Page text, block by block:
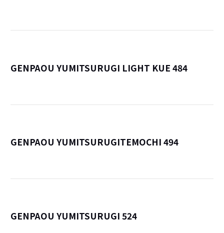
GENPAOU YUMITSURUGI LIGHT KUE 484
GENPAOU YUMITSURUGITEMOCHI 494
GENPAOU YUMITSURUGI 524